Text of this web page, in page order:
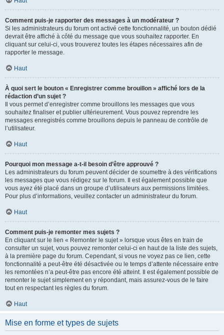
Comment puis-je rapporter des messages à un modérateur ?
Si les administrateurs du forum ont activé cette fonctionnalité, un bouton dédié
devrait être affiché à côté du message que vous souhaitez rapporter. En
cliquant sur celui-ci, vous trouverez toutes les étapes nécessaires afin de
rapporter le message.
Haut
À quoi sert le bouton « Enregistrer comme brouillon » affiché lors de la
rédaction d’un sujet ?
Il vous permet d’enregistrer comme brouillons les messages que vous
souhaitez finaliser et publier ultérieurement. Vous pouvez reprendre les
messages enregistrés comme brouillons depuis le panneau de contrôle de
l’utilisateur.
Haut
Pourquoi mon message a-t-il besoin d’être approuvé ?
Les administrateurs du forum peuvent décider de soumettre à des vérifications
les messages que vous rédigez sur le forum. Il est également possible que
vous ayez été placé dans un groupe d’utilisateurs aux permissions limitées.
Pour plus d’informations, veuillez contacter un administrateur du forum.
Haut
Comment puis-je remonter mes sujets ?
En cliquant sur le lien « Remonter le sujet » lorsque vous êtes en train de
consulter un sujet, vous pouvez remonter celui-ci en haut de la liste des sujets,
à la première page du forum. Cependant, si vous ne voyez pas ce lien, cette
fonctionnalité a peut-être été désactivée ou le temps d’attente nécessaire entre
les remontées n’a peut-être pas encore été atteint. Il est également possible de
remonter le sujet simplement en y répondant, mais assurez-vous de le faire
tout en respectant les règles du forum.
Haut
Mise en forme et types de sujets